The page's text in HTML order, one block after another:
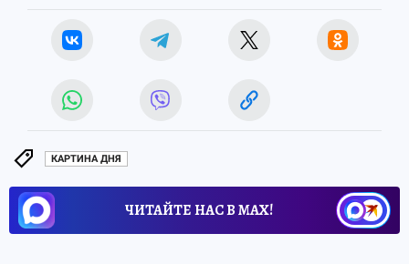
КАРТИНА ДНЯ
ЧИТАЙТЕ НАС В МАХ!